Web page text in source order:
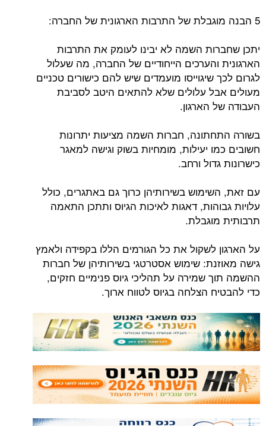
5 הבנה מוגבלת של התרבות הארגונית של החברה:
יתכן שחברות השמה לא יבינו לעומק את התרבות
הארגונית והערכים הייחודיים של החברה, מה שעלול
לגרום לכך שיגוייסו מועמדים שיש להם כישורים טכניים
מעולים אבל עלולים שלא להתאים היטב לסביבת
העבודה של הארגון.
בשורה התחתונה, חברות השמה מציעות יתרונות
חשובים כמו יעילות, מומחיות בשוק וגישה למאגר
כישרונות גדול ורחב.
עם זאת, השימוש בשירותיהן כרוך גם באתגרים, כולל
עלויות גבוהות, דאגות לאיכות הגיוס ותתכן התאמה
תרבותית מוגבלת.
על הארגון לשקול את כל הגורמים הללו בקפידה ולאמץ
גישה מאוזנת: שימוש אסטרטגי בשירותיהן של חברות
ההשמה תוך שמירה על תהליכי גיוס פנימיים חזקים,
כדי להבטיח הצלחה בגיוס לטווח ארוך.